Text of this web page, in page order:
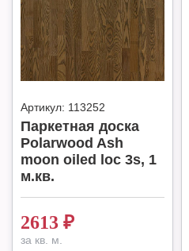
Артикул: 113252
Паркетная доска
Polarwood Ash
moon oiled loc 3s, 1
м.кв.
2613 ₽
за кв. м.